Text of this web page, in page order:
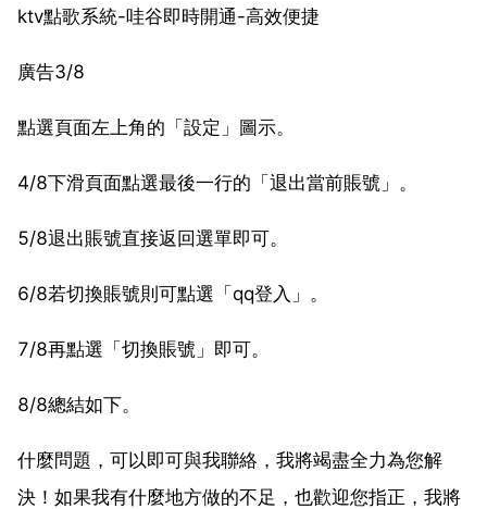
ktv點歌系統-哇谷即時開通-高效便捷
廣告3/8
點選頁面左上角的「設定」圖示。
4/8下滑頁面點選最後一行的「退出當前賬號」。
5/8退出賬號直接返回選單即可。
6/8若切換賬號則可點選「qq登入」。
7/8再點選「切換賬號」即可。
8/8總結如下。
什麼問題，可以即可與我聯絡，我將竭盡全力為您解
決！如果我有什麼地方做的不足，也歡迎您指正，我將